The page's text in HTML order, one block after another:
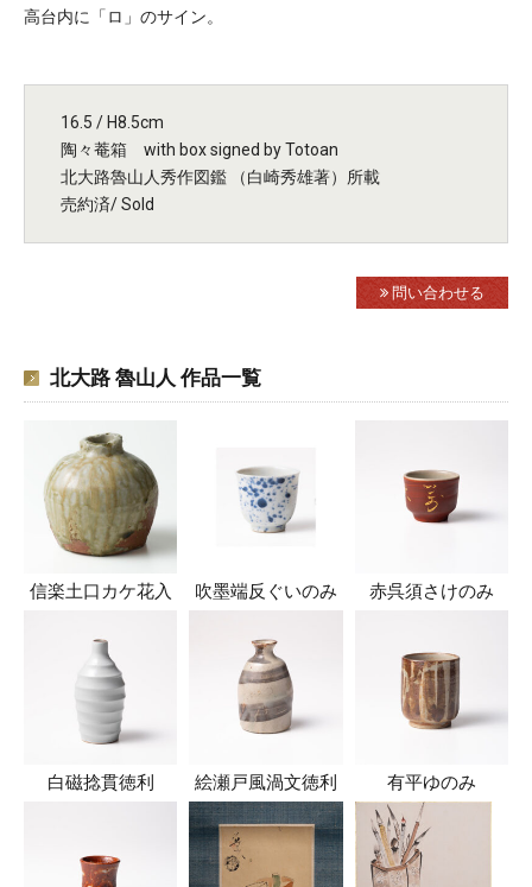
高台内に「ロ」のサイン。
16.5 / H8.5cm
陶々菴箱 with box signed by Totoan
北大路魯山人秀作図鑑 （白崎秀雄著）所載
売約済/ Sold
問い合わせる
北大路 魯山人 作品一覧
信楽土口カケ花入 吹墨端反ぐいのみ 赤呉須さけのみ
白磁捻貫徳利 絵瀬戸風渦文徳利 有平ゆのみ